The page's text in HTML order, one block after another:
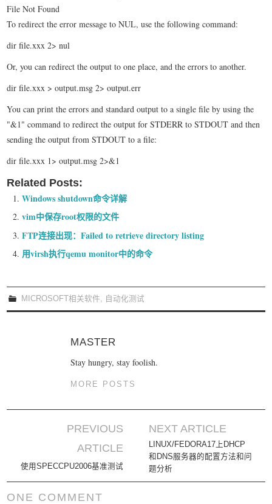
File Not Found
To redirect the error message to NUL, use the following command:
dir file.xxx 2> nul
Or, you can redirect the output to one place, and the errors to another.
dir file.xxx > output.msg 2> output.err
You can print the errors and standard output to a single file by using the
"&1" command to redirect the output for STDERR to STDOUT and then
sending the output from STDOUT to a file:
dir file.xxx 1> output.msg 2>&1
Related Posts:
Windows shutdown命令详解
vim中保存root权限的文件
FTP连接出现：Failed to retrieve directory listing
用virsh执行qemu monitor中的命令
MICROSOFT相关软件, 自动化测试
MASTER
Stay hungry, stay foolish.
MORE POSTS
Post navigation
PREVIOUS
ARTICLE
使用SPECCPU2006基准测试
NEXT ARTICLE
LINUX/FEDORA17上DHCP
和DNS服务器的配置方法和问
题分析
ONE COMMENT